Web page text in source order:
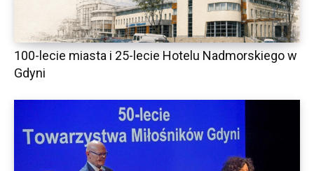
100-lecie miasta i 25-lecie Hotelu Nadmorskiego w
Gdyni